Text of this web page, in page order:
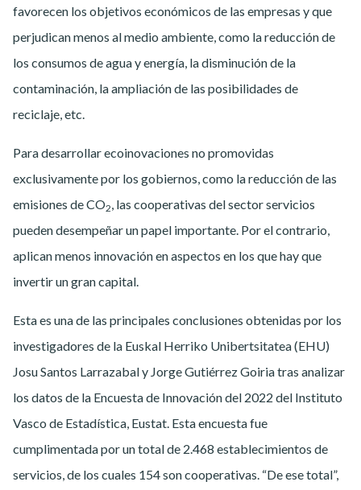
favorecen los objetivos económicos de las empresas y que
perjudican menos al medio ambiente, como la reducción de
los consumos de agua y energía, la disminución de la
contaminación, la ampliación de las posibilidades de
reciclaje, etc.
Para desarrollar ecoinovaciones no promovidas
exclusivamente por los gobiernos, como la reducción de las
emisiones de CO2, las cooperativas del sector servicios
pueden desempeñar un papel importante. Por el contrario,
aplican menos innovación en aspectos en los que hay que
invertir un gran capital.
Esta es una de las principales conclusiones obtenidas por los
investigadores de la Euskal Herriko Unibertsitatea (EHU)
Josu Santos Larrazabal y Jorge Gutiérrez Goiria tras analizar
los datos de la Encuesta de Innovación del 2022 del Instituto
Vasco de Estadística, Eustat. Esta encuesta fue
cumplimentada por un total de 2.468 establecimientos de
servicios, de los cuales 154 son cooperativas. “De ese total”,